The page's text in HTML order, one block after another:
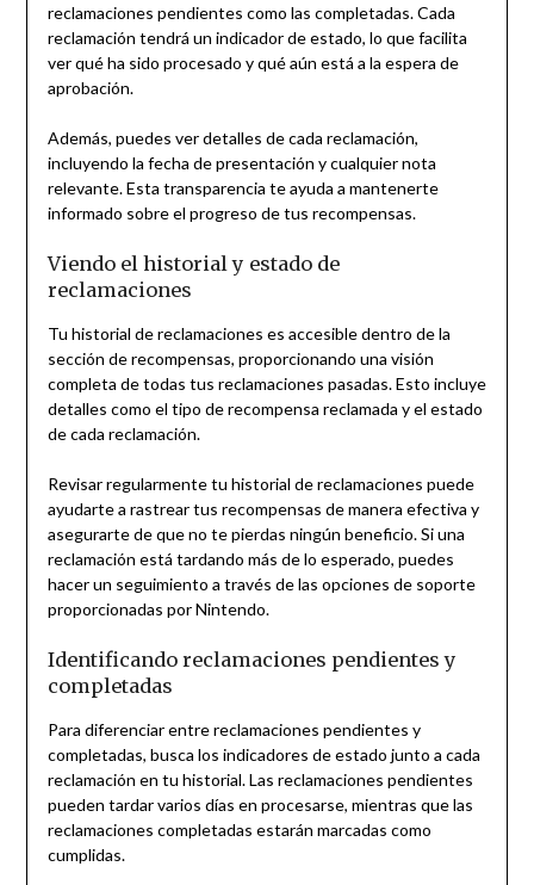
reclamaciones pendientes como las completadas. Cada
reclamación tendrá un indicador de estado, lo que facilita
ver qué ha sido procesado y qué aún está a la espera de
aprobación.
Además, puedes ver detalles de cada reclamación,
incluyendo la fecha de presentación y cualquier nota
relevante. Esta transparencia te ayuda a mantenerte
informado sobre el progreso de tus recompensas.
Viendo el historial y estado de
reclamaciones
Tu historial de reclamaciones es accesible dentro de la
sección de recompensas, proporcionando una visión
completa de todas tus reclamaciones pasadas. Esto incluye
detalles como el tipo de recompensa reclamada y el estado
de cada reclamación.
Revisar regularmente tu historial de reclamaciones puede
ayudarte a rastrear tus recompensas de manera efectiva y
asegurarte de que no te pierdas ningún beneficio. Si una
reclamación está tardando más de lo esperado, puedes
hacer un seguimiento a través de las opciones de soporte
proporcionadas por Nintendo.
Identificando reclamaciones pendientes y
completadas
Para diferenciar entre reclamaciones pendientes y
completadas, busca los indicadores de estado junto a cada
reclamación en tu historial. Las reclamaciones pendientes
pueden tardar varios días en procesarse, mientras que las
reclamaciones completadas estarán marcadas como
cumplidas.